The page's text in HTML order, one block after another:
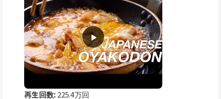
再生回数:225.4万回